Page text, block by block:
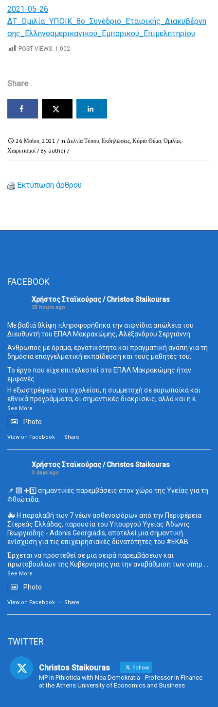
2021-05-26
ΔΤ_Ομιλία_ΥΠΟΙΚ_8ο_Συνέδριο_Εταιρικής_Διακυβέρνη
σης_Ελληνοαμερικανικού_Εμπορικού_Επιμελητηρίου
POST VIEWS: 1,002
Share
26 Μαΐου, 2021 / In Δελτία Τύπου, Εκδηλώσεις, Κύριο Θέμα, Ομιλίες-
Χαιρετισμοί / By author /
Εκτύπωση άρθρου
FACEBOOK
Χρήστος Σταϊκούρας / Christos Staikouras
23 hours ago
Με βαθιά θλίψη πληροφορήθηκα την αιφνίδια απώλεια του
Διευθυντή του ΕΠΑΛ Μακρακώμης, Αλέξανδρου Σεργιάννη.
Άνθρωπος με όραμα, εργατικότητα και πραγματική αγάπη για τη
δημόσια επαγγελματική εκπαίδευση και τους μαθητές του.
Το έργο που είχε επιτελεστεί στο ΕΠΑΛ Μακρακώμης ήταν
εμφανές.
Η εξωστρέφεια του σχολείου, η συμμετοχή σε ευρωπαϊκά και
εθνικά προγράμματα, οι σημαντικές διακρίσεις, αλλά και η ε
See More
Photo
View on Facebook · Share
Χρήστος Σταϊκούρας / Christos Staikouras
3 days ago
📌 🔟 ➕1️⃣ σημαντικές παρεμβάσεις στον χώρο της Υγείας για τη
Φθιώτιδα.
🚑 Η παραλαβή των 7 νέων ασθενοφόρων από την Περιφέρεια
Στερεάς Ελλάδας, παρουσία του Υπουργού Υγείας Άδωνις
Γεωργιάδης - Adonis Georgiadis, αποτελεί μια σημαντική
ενίσχυση για τις επιχειρησιακές δυνατότητες του #ΕΚΑΒ
Έρχεται να προστεθεί σε μια σειρά παρεμβάσεων και
πρωτοβουλιών της Κυβέρνησης για την αναβάθμιση των υπηρ
See More
Photo
View on Facebook · Share
TWITTER
Christos Staikouras Follow
MP in Fthiotida with Nea Demokratia - Professor in Finance
at the Athens University of Economics and Business